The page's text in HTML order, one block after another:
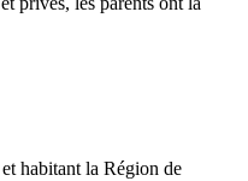
habitant la Région de